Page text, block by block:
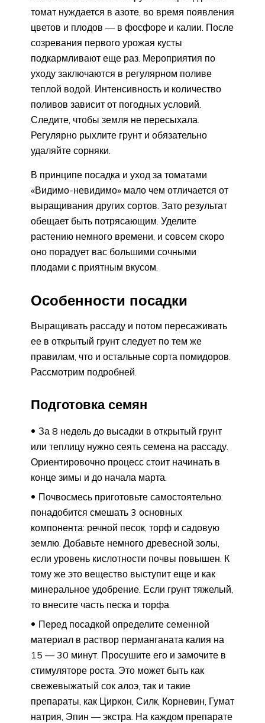
томат нуждается в азоте, во время появления
цветов и плодов — в фосфоре и калии. После
созревания первого урожая кусты
подкармливают еще раз. Мероприятия по
уходу заключаются в регулярном поливе
теплой водой. Интенсивность и количество
поливов зависит от погодных условий.
Следите, чтобы земля не пересыхала.
Регулярно рыхлите грунт и обязательно
удаляйте сорняки.
В принципе посадка и уход за томатами
«Видимо-невидимо» мало чем отличается от
выращивания других сортов. Зато результат
обещает быть потрясающим. Уделите
растению немного времени, и совсем скоро
оно порадует вас большими сочными
плодами с приятным вкусом.
Особенности посадки
Выращивать рассаду и потом пересаживать
ее в открытый грунт следует по тем же
правилам, что и остальные сорта помидоров.
Рассмотрим подробней.
Подготовка семян
За 8 недель до высадки в открытый грунт
или теплицу нужно сеять семена на рассаду.
Ориентировочно процесс стоит начинать в
конце зимы и до начала марта.
Почвосмесь приготовьте самостоятельно:
понадобится смешать 3 основных
компонента: речной песок, торф и садовую
землю. Добавьте немного древесной золы,
если уровень кислотности почвы повышен. К
тому же это вещество выступит еще и как
минеральное удобрение. Если грунт тяжелый,
то внесите часть песка и торфа.
Перед посадкой определите семенной
материал в раствор перманганата калия на
15 — 30 минут. Просушите его и замочите в
стимуляторе роста. Это может быть как
свежевыжатый сок алоэ, так и такие
препараты, как Циркон, Силк, Корневин, Гумат
натрия, Эпин — экстра. На каждом препарате